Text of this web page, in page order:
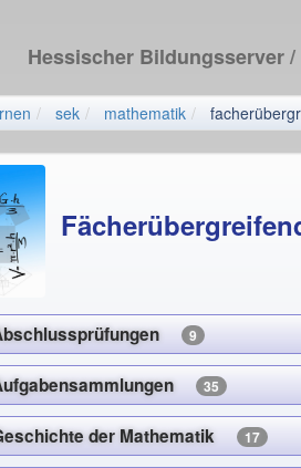
Hessischer Bildungsserver/
sek mathematik
9
35
der Mathematik 17